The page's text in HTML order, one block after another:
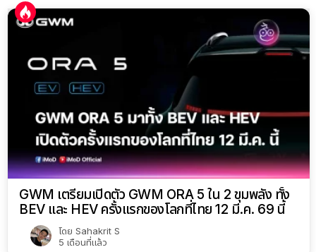
GWM เตรียมเปิดตัว GWM ORA 5 ใน 2 ขุมพลัง ทั้ง
BEV และ HEV ครั้งแรกของโลกที่ไทย 12 มี.ค. 69 นี้
โดย Sahakrit S
5 เดือนที่แล้ว